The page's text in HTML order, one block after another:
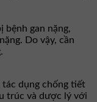
bệnh gan nặng,
Do vậy, cần
tác dụng chống tiết
trúc và dược lý với